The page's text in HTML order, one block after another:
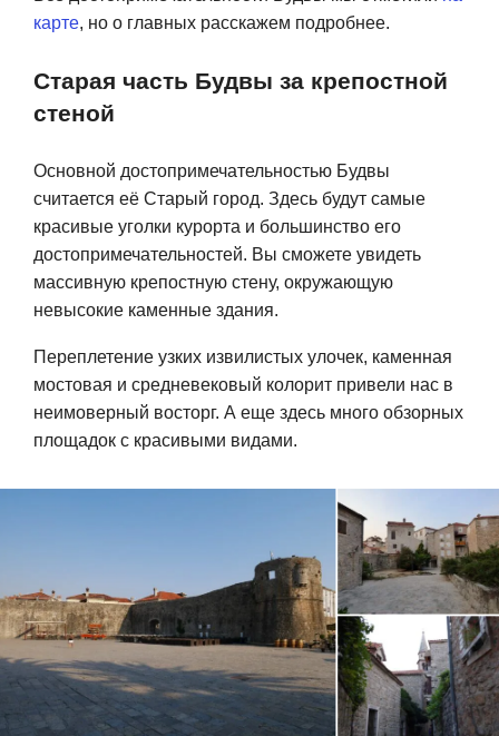
карте, но о главных расскажем подробнее.
Старая часть Будвы за крепостной
стеной
Основной достопримечательностью Будвы
считается её Старый город. Здесь будут самые
красивые уголки курорта и большинство его
достопримечательностей. Вы сможете увидеть
массивную крепостную стену, окружающую
невысокие каменные здания.
Переплетение узких извилистых улочек, каменная
мостовая и средневековый колорит привели нас в
неимоверный восторг. А еще здесь много обзорных
площадок с красивыми видами.